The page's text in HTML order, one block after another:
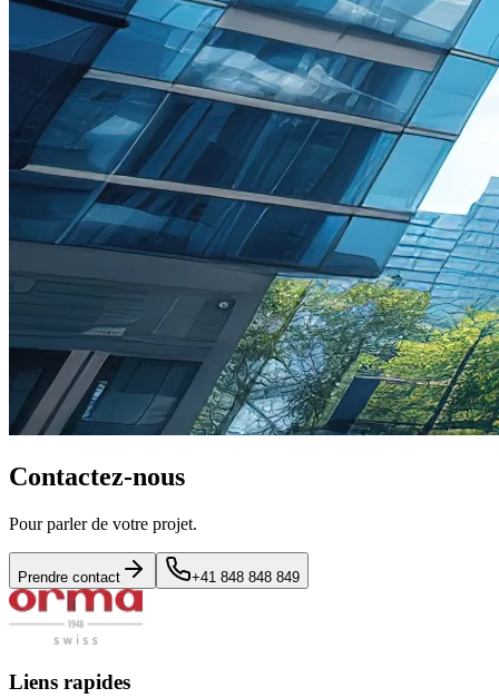
Contactez-nous
Pour parler de votre projet.
Prendre contact +41 848 848 849
Liens rapides